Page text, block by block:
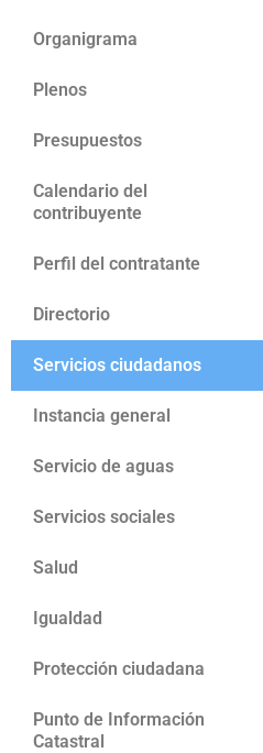
Organigrama
Plenos
Presupuestos
Calendario del
contribuyente
Perfil del contratante
Directorio
Servicios ciudadanos
Instancia general
Servicio de aguas
Servicios sociales
Salud
Igualdad
Protección ciudadana
Punto de Información
Catastral